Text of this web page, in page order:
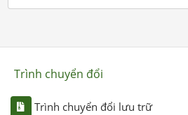
Trình chuyển đổi
Trình chuyển đổi lưu trữ